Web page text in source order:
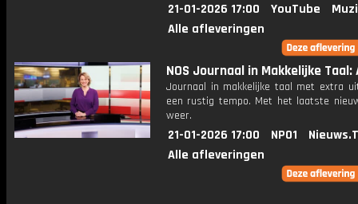
21-01-2026 17:00 YouTube
Alle afleveringen
NOS Journaal in Makkelijke Taal:
Journaal in makkelijke taal met extra
een rustig tempo. Met het laatste
weer.
21-01-2026 17:00 NPO1
Alle afleveringen